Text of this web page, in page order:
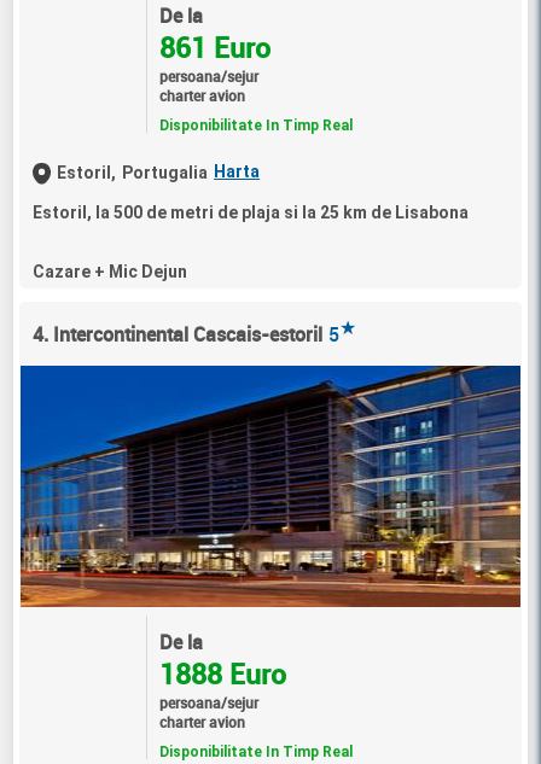
De la
861 Euro
persoana/sejur
charter avion
Disponibilitate In Timp Real
Estoril, Portugalia Harta
Estoril, la 500 de metri de plaja si la 25 km de Lisabona
Cazare + Mic Dejun
4. Intercontinental Cascais-estoril 5★
De la
1888 Euro
persoana/sejur
charter avion
Disponibilitate In Timp Real